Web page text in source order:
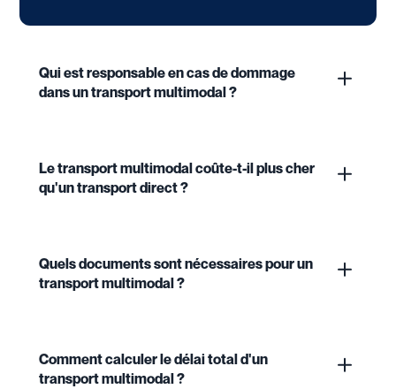
Qui est responsable en cas de dommage
dans un transport multimodal ?
Le transport multimodal coûte-t-il plus cher
qu'un transport direct ?
Quels documents sont nécessaires pour un
transport multimodal ?
Comment calculer le délai total d'un
transport multimodal ?